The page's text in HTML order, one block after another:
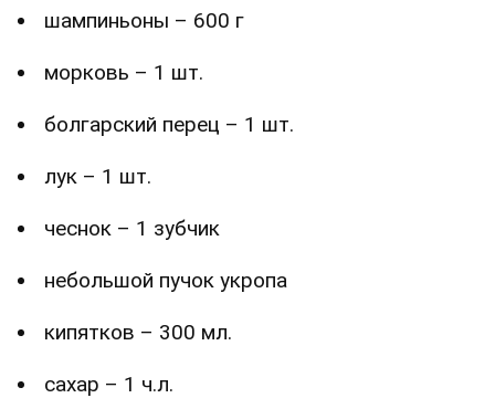
шампиньоны – 600 г
морковь – 1 шт.
болгарский перец – 1 шт.
лук – 1 шт.
чеснок – 1 зубчик
небольшой пучок укропа
кипятков – 300 мл.
сахар – 1 ч.л.